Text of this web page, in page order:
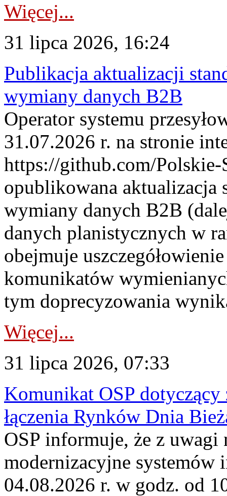
Więcej...
31 lipca 2026, 16:24
Publikacja aktualizacji
wymiany danych B2B
Operator systemu
31.07.2026 r. na stronie
https://github.com/Polskie-
opublikowana aktualizacja
wymiany danych B2B
danych planistycznych w
obejmuje
komunikatów
tym doprecyzowania
Więcej...
31 lipca 2026, 07:33
Komunikat OSP dotyczący
łączenia Rynków Dnia
OSP informuje, że z uwagi
modernizacyjne
04.08.2026 r. w godz. od